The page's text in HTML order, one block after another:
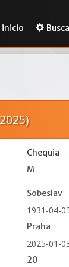
inicio
Chequia
M
Sobeslav
1931-04-
Praha
2025-01-
20